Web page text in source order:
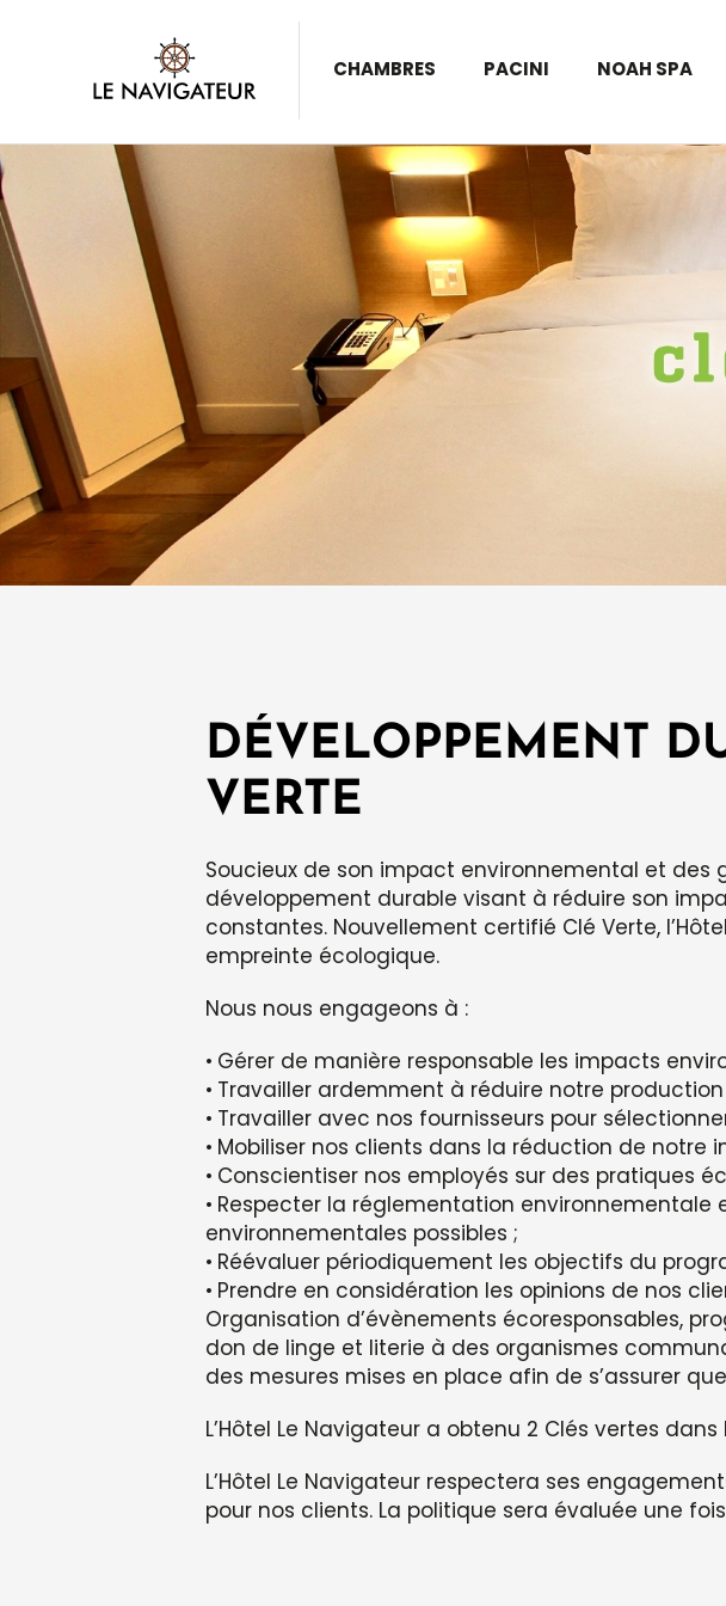
CHAMBRES PACINI NOAH SPA
DÉVELOPPEMENT
VERTE
Soucieux de son impact environnemental et des
développement durable visant à réduire son
constantes. Nouvellement certifié Clé Verte,
empreinte écologique.
Nous nous engageons à :
Gérer de manière responsable les impacts
Travailler ardemment à réduire notre
Travailler avec nos fournisseurs pour
Mobiliser nos clients dans la réduction de notre
Conscientiser nos employés sur des pratiques
Respecter la réglementation environnementale
environnementales possibles ;
Réévaluer périodiquement les objectifs du
Prendre en considération les opinions de nos
Organisation d’évènements écoresponsables,
don de linge et literie à des organismes
des mesures mises en place afin de s’assurer
L’Hôtel Le Navigateur a obtenu 2 Clés vertes
L’Hôtel Le Navigateur respectera ses
pour nos clients. La politique sera évaluée une